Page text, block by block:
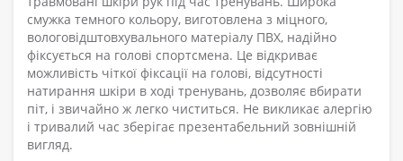
смужка темного кольору, виготовлена з міцного,
вологовідштовхувального матеріалу ПВХ, надійно
фіксується на голові спортсмена. Це відкриває
можливість чіткої фіксації на голові, відсутності
натирання шкіри в ході тренувань, дозволяє вбирати
піт, і звичайно ж легко чиститься. Не викликає алергію
і тривалий час зберігає презентабельний зовнішній
вигляд.